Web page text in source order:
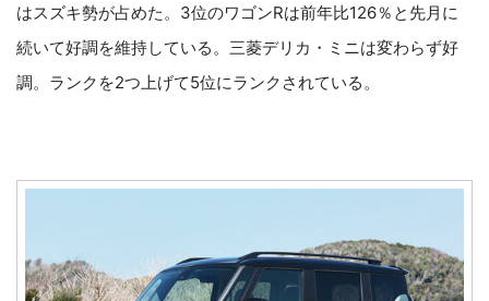
はスズキ勢が占めた。3位のワゴンRは前年比126％と先月に
続いて好調を維持している。三菱デリカ・ミニは変わらず好
調。ランクを2つ上げて5位にランクされている。